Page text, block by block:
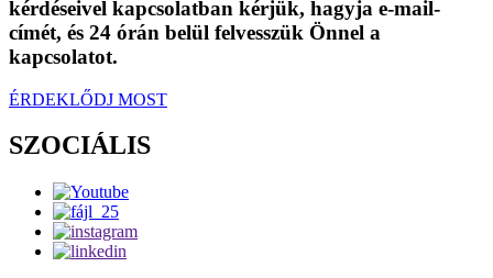
kérdéseivel kapcsolatban kérjük, hagyja e-mail-
címét, és 24 órán belül felvesszük Önnel a
kapcsolatot.
ÉRDEKLŐDJ MOST
SZOCIÁLIS